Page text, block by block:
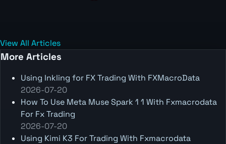
View All Articles
More Articles
Using Inkling for FX Trading With FXMacroData
2026-07-20
How To Use Meta Muse Spark 1 1 With Fxmacrodata
For Fx Trading
2026-07-20
Using Kimi K3 For Trading With Fxmacrodata